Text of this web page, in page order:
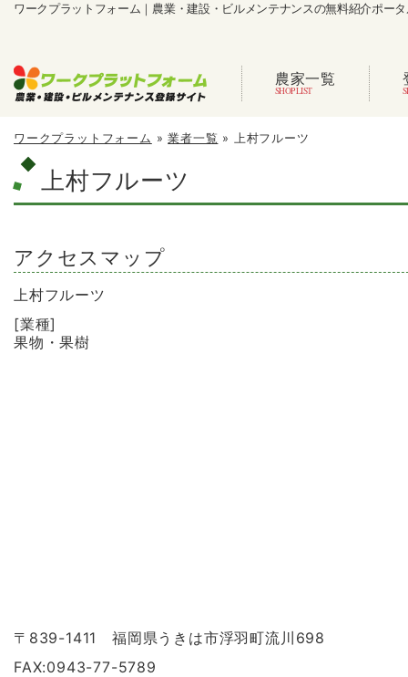
ワークプラットフォーム｜農業・建設・ビルメンテナンスの無料紹介ポー
農家一覧
ワークプラットフォーム »業者一覧 » 上村フルーツ
上村フルーツ
アクセスマップ
上村フルーツ
[業種]
果物・果樹
〒839-1411 福岡県うきは市浮羽町流川698
FAX:0943-77-5789